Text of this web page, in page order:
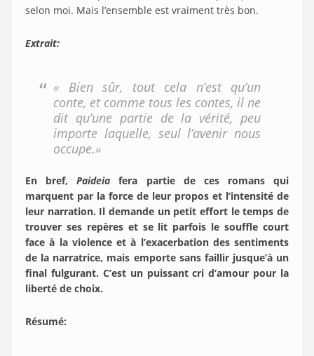
selon moi. Mais l’ensemble est vraiment très bon.
Extrait:
« Bien sûr, tout cela n’est qu’un
conte, et comme tous les contes, il ne
dit qu’une partie de la vérité, peu
importe laquelle, seul l’avenir nous
occupe.»
En bref,Paideia fera partie de ces romans qui
marquent par la force de leur propos et l’intensité de
leur narration. Il demande un petit effort le temps de
trouver ses repères et se lit parfois le souffle court
face à la violence et à l’exacerbation des sentiments
de la narratrice, mais emporte sans faillir jusque’à un
final fulgurant. C’est un puissant cri d’amour pour la
liberté de choix.
Résumé: